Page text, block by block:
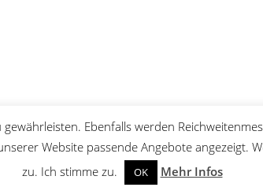
Ebenfalls werden
Website passende Angebote angezeigt.
zu. Ich stimme zu.
OK Mehr Infos